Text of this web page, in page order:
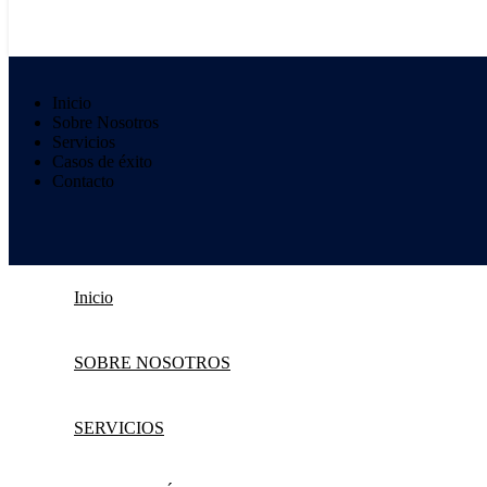
Inicio
Sobre Nosotros
Servicios
Casos de éxito
Contacto
Inicio
SOBRE NOSOTROS
SERVICIOS